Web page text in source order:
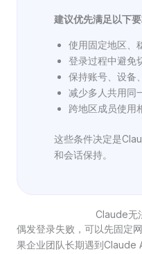
建议优先满足以下要
使用固定地区、
登录过程中避免
保持账号、设备
减少多人共用同
跨地区成员使用
这些条件决定是
和会话保持。
Claude无
偶发登录失败，可以先固定
果企业团队长期遇到Claude